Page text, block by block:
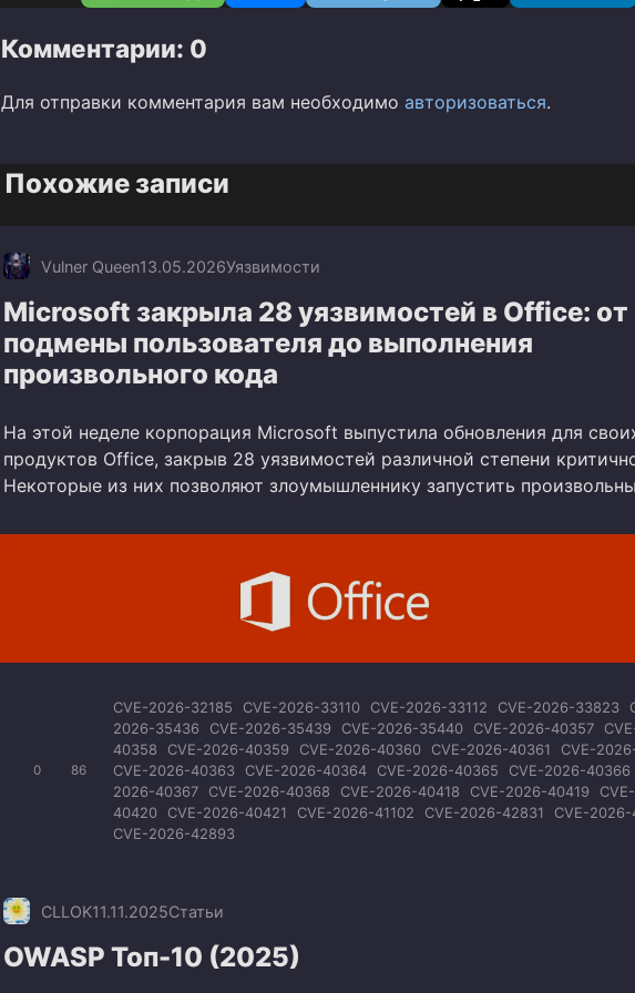
Комментарии: 0
Для отправки комментария вам необходимо авторизоваться.
Похожие записи
Vulner Queen13.05.2026Уязвимости
Microsoft закрыла 28 уязвимостей в Office: от
подмены пользователя до выполнения
произвольного кода
На этой неделе корпорация Microsoft выпустила обновления для
продуктов Office, закрыв 28 уязвимостей различной степени
Некоторые из них позволяют злоумышленнику запустить
0 86
CVE-2026-32185 CVE-2026-33110 CVE-2026-33112 CVE-2026-33823
2026-35436
CVE-2026-35439 CVE-2026-35440 CVE-2026-40357
40358
CVE-2026-40359 CVE-2026-40360 CVE-2026-40361
CVE-
CVE-2026-40363
CVE-2026-40364 CVE-2026-40365 CVE-2026-40366
2026-40367
CVE-2026-40368 CVE-2026-40418 CVE-2026-40419
40420
CVE-2026-40421 CVE-2026-41102 CVE-2026-42831
CVE-
CVE-2026-42893
CLLOK11.11.2025Статьи
OWASP Топ-10 (2025)